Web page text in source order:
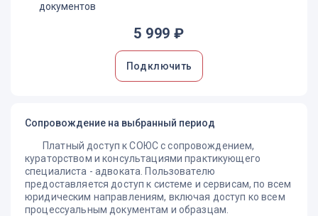
документов
5 999 ₽
Подключить
Сопровождение на выбранный период
Платный доступ к СОЮС с сопровождением,
кураторством и консультациями практикующего
специалиста - адвоката. Пользователю
предоставляется доступ к системе и сервисам, по всем
юридическим направлениям, включая доступ ко всем
процессуальным документам и образцам.